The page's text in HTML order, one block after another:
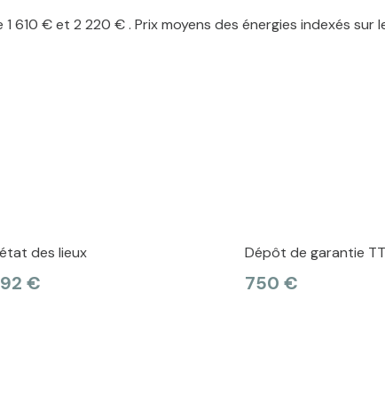
€ et 2 220 € . Prix moyens des énergies indexés sur
des lieux
€
Dépôt de garantie
750 €